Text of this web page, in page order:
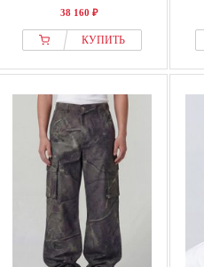
38 160 ₽
КУПИТЬ